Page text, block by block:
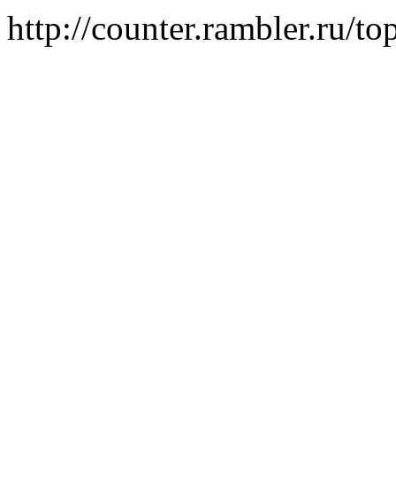
http://counter.rambler.ru/